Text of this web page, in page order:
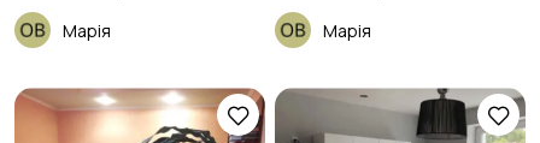
Марія Марія